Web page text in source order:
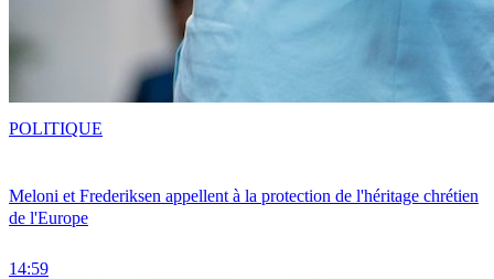
Meloni et Frederiksen appellent à la protection de l'héritage chrétien
de l'Europe
14:59
POLITIQUE